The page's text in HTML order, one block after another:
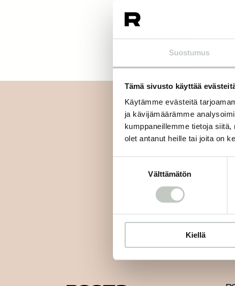
Suostumus
Tämä sivusto käyttää
Käytämme evästeitä
ja kävijämäärämme
kumppaneillemme tietoja
olet antanut heille tai joita on
Välttämätön
Kiellä
Tilaa